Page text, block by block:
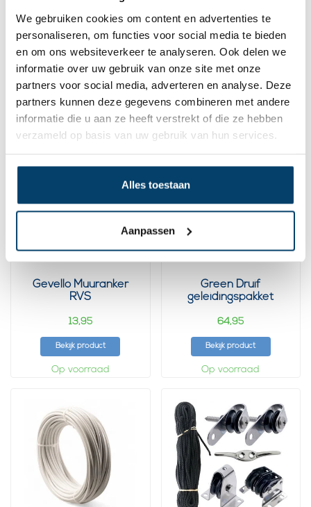
We gebruiken cookies om content en advertenties te
personaliseren, om functies voor social media te bieden
en om ons websiteverkeer te analyseren. Ook delen we
informatie over uw gebruik van onze site met onze
partners voor social media, adverteren en analyse. Deze
partners kunnen deze gegevens combineren met andere
informatie die u aan ze heeft verstrekt of die ze hebben
verzameld op basis van uw gebruik van hun services.
Alles toestaan
Aanpassen
Green Rvs Klimhulp
pakket 61 delig
64,
Bekijk product
Op voorraad
Green Blauwe regen
geleidingspakket
96,
Bekijk product
Uitverkocht
Gevello Muuranker
RVS
13,95
Bekijk product
Op voorraad
Green Druif
geleidingspakket
64,95
Bekijk product
Op voorraad